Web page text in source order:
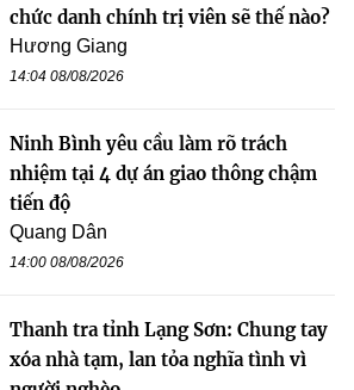
chức danh chính trị viên sẽ thế nào?
Hương Giang
14:04 08/08/2026
Ninh Bình yêu cầu làm rõ trách
nhiệm tại 4 dự án giao thông chậm
tiến độ
Quang Dân
14:00 08/08/2026
Thanh tra tỉnh Lạng Sơn: Chung tay
xóa nhà tạm, lan tỏa nghĩa tình vì